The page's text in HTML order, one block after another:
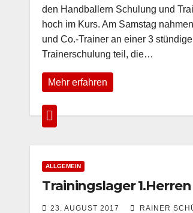
den Handballern Schulung und
hoch im Kurs. Am Samstag
und Co.-Trainer an einer 3
Trainerschulung teil, die…
Mehr erfahren
ALLGEMEIN
Trainingslager 1.Herren
23. AUGUST 2017 RAINER